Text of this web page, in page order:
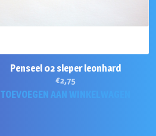
Penseel 02 sleper leonhard
€2,75
TOEVOEGEN AAN WINKELWAGEN